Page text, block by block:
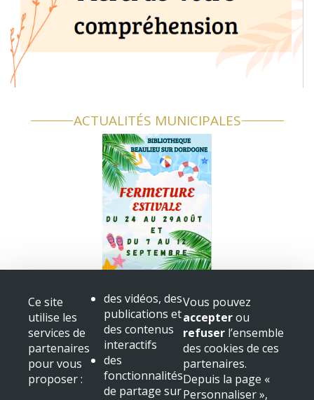
ACTUALITÉS MUNICIPALES
Fermeture bibliothèque
Congès
+ voir toutes les actualités
Mairie de Beaulieu sur Dordogne
Place Albert
19120 Beaulieu sur Dordogne
Ce site
utilise les
services de
partenaires
pour vous
proposer :
des vidéos, des
publications et
des contenus
interactifs
des
fonctionnalités
de partage sur
Vous pouvez
accepterou
refuser l’ensemble
des cookies de ces
partenaires.
Depuis la page «
Personnaliser »,